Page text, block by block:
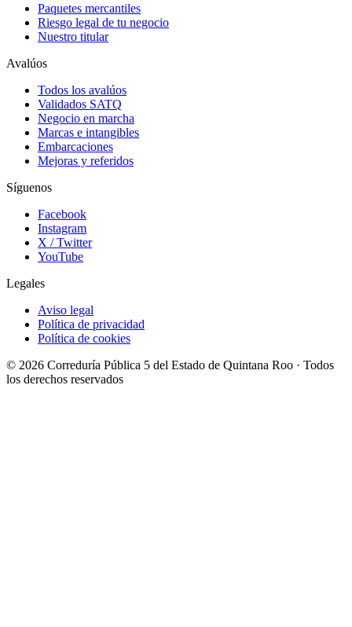
Paquetes mercantiles
Riesgo legal de tu negocio
Nuestro titular
Avalúos
Todos los avalúos
Validados SATQ
Negocio en marcha
Marcas e intangibles
Embarcaciones
Mejoras y referidos
Síguenos
Facebook
Instagram
X / Twitter
YouTube
Legales
Aviso legal
Política de privacidad
Política de cookies
© 2026 Correduría Pública 5 del Estado de Quintana Roo · Todos
los derechos reservados